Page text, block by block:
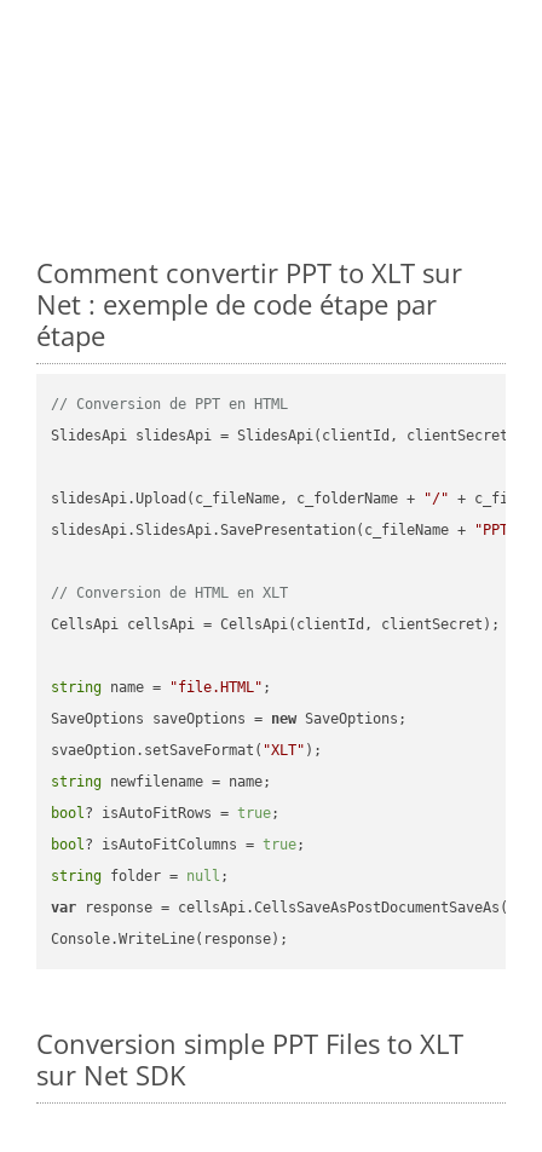
Comment convertir PPT to XLT sur
Net : exemple de code étape par
étape
// Conversion de PPT en HTML
SlidesApi slidesApi = SlidesApi(clientId, clientSecret);
slidesApi.Upload(c_fileName, c_folderName + "/" +
slidesApi.SlidesApi.SavePresentation(c_fileName +
"PPT"
// Conversion de HTML en XLT
CellsApi cellsApi = CellsApi(clientId, clientSecret);
string name = "file.HTML" ;
SaveOptions saveOptions = new SaveOptions;
svaeOption.setSaveFormat( "XLT"
string
bool? isAutoFitRows = true
bool? isAutoFitColumns = true
string folder = null
var response =
Conversion simple PPT Files to XLT
sur Net SDK